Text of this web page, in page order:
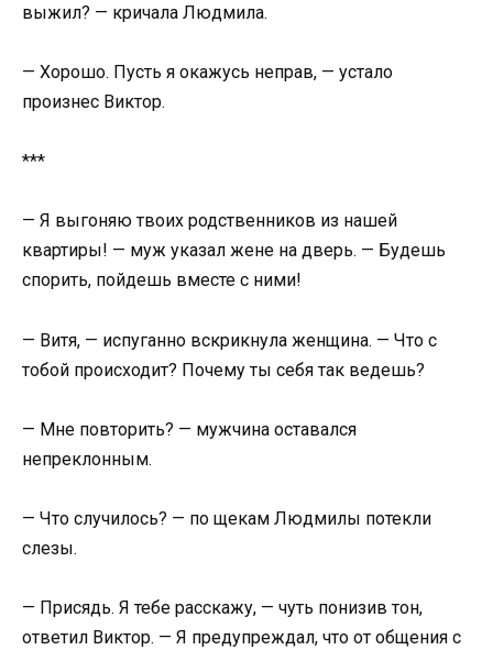
выжил? — кричала Людмила.
— Хорошо. Пусть я окажусь неправ, — устало
произнес Виктор.
***
— Я выгоняю твоих родственников из нашей
квартиры! — муж указал жене на дверь. — Будешь
спорить, пойдешь вместе с ними!
— Витя, — испуганно вскрикнула женщина. — Что с
тобой происходит? Почему ты себя так ведешь?
— Мне повторить? — мужчина оставался
непреклонным.
— Что случилось? — по щекам Людмилы потекли
слезы.
— Присядь. Я тебе расскажу, — чуть понизив тон,
ответил Виктор. — Я предупреждал, что от общения с